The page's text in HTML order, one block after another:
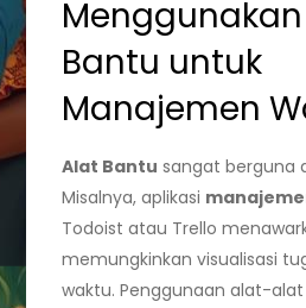
Bantu untuk
Manajemen
Alat Bantu sangat berguna
Misalnya, aplikasi
Todoist atau Trello
memungkinkan visualisasi
waktu. Penggunaan alat-